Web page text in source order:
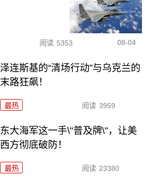
阅读 5353 08-04
泽连斯基的“清场行动”与乌克兰的
末路狂飙！
最热 阅读 3959
东大海军这一手\"普及牌\"，让美
西方彻底破防！
最热 阅读 23380